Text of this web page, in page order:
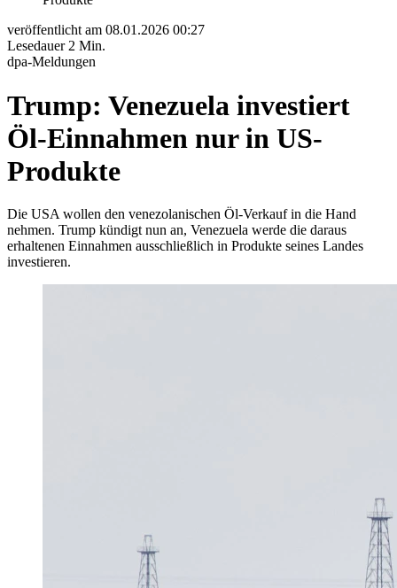
veröffentlicht am 08.01.2026 00:27
Lesedauer 2 Min.
dpa-Meldungen
Trump: Venezuela investiert
Öl-Einnahmen nur in US-
Produkte
Die USA wollen den venezolanischen Öl-Verkauf in die Hand
nehmen. Trump kündigt nun an, Venezuela werde die daraus
erhaltenen Einnahmen ausschließlich in Produkte seines Landes
investieren.